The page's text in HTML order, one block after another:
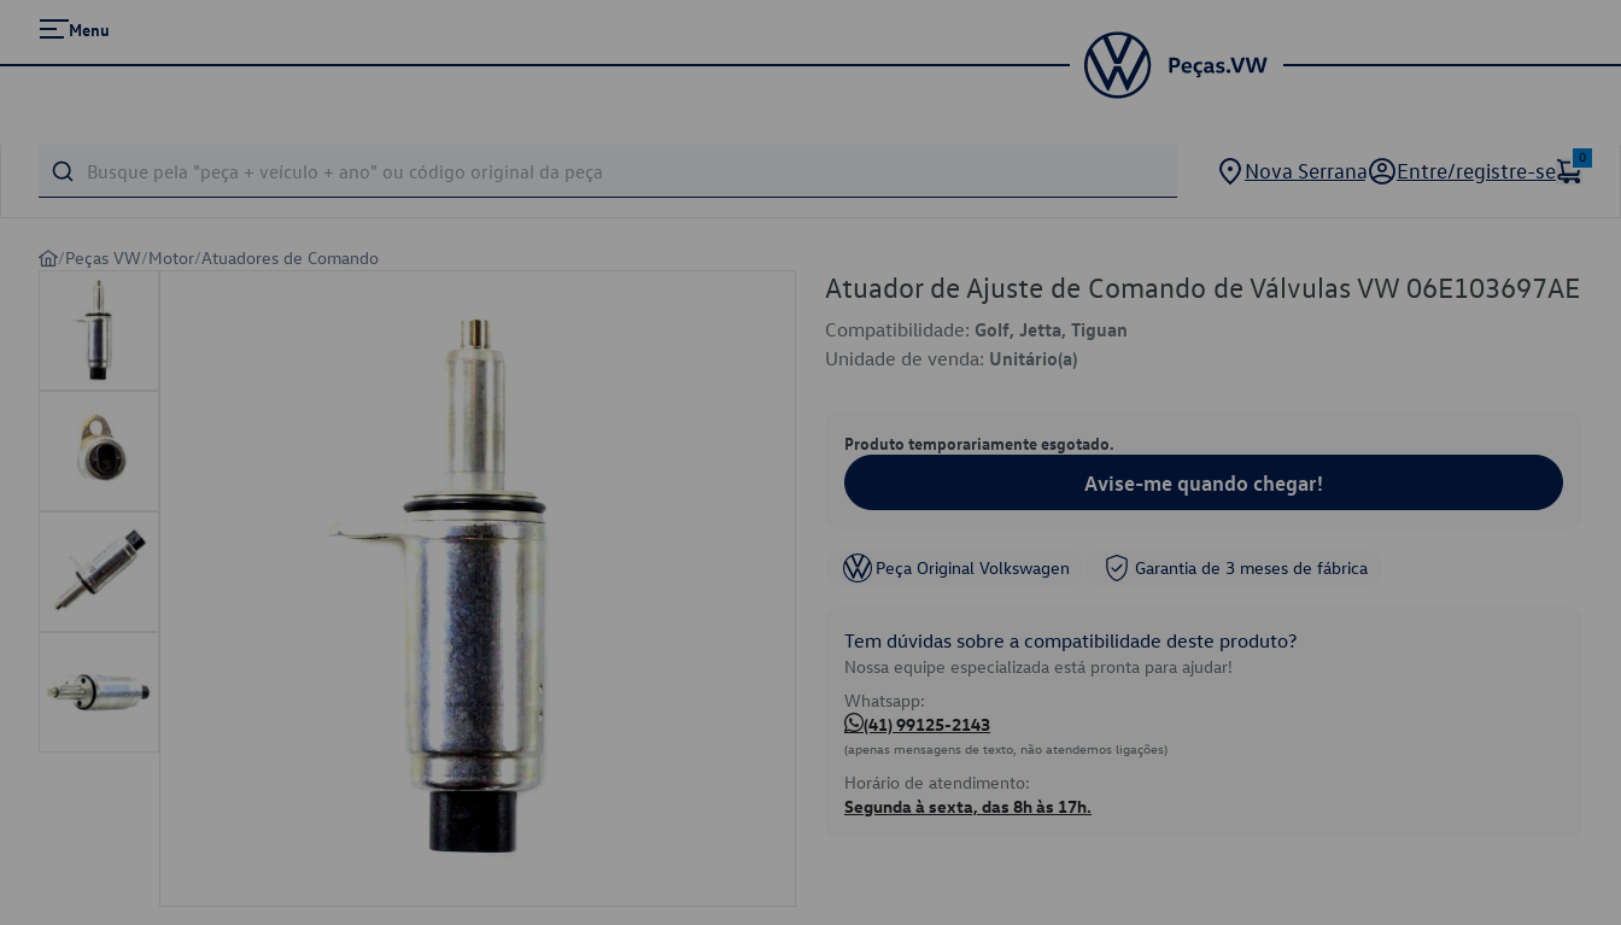
Menu
Nova Serrana Entre/registre-se
0
/Peças VW/Motor/Atuadores de Comando
Atuador de Ajuste de Comando de Válvulas VW 06E103697AE
Compatibilidade: Golf, Jetta, Tiguan
Unidade de venda: Unitário(a)
Produto temporariamente esgotado.
Avise-me quando chegar!
Peça Original Volkswagen Garantia de 3 meses de fábrica
Tem dúvidas sobre a compatibilidade deste produto?
Nossa equipe especializada está pronta para ajudar!
Whatsapp:
(41) 99125-2143
(apenas mensagens de texto, não atendemos ligações)
Horário de atendimento:
Segunda à sexta, das 8h às 17h.